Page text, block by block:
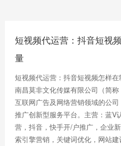
短视频代运营：抖音短视
量
短视频代运营：抖音短视频怎样在
南昌莫非文化传媒有限公司（简
互联网广告及网络营销领域的公
推广创新型服务平台。主营：蓝V
营，抖音，快手开/户推广，企业
索引擎营销，关键词优化，网站